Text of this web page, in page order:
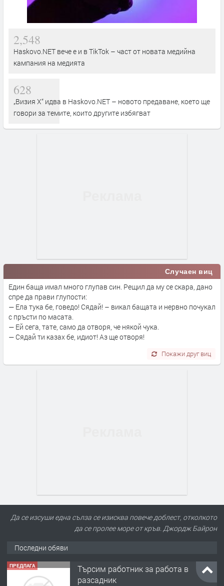
2,548
Haskovo.NET вече е и в TikTok – част от новата медийна
кампания на медията
628
„Визия Х“ идва в Haskovo.NET – новото предаване, което ще
говори за темите, които другите избягват
Случаен виц
Един баща имал много глупав син. Рещил да му се скара, дано
спре да прави глупости:
— Ела тука бе, говедо! Сядай! – викал бащата и нервно почукал
с пръсти по масата.
— Ей сега, тате, само да отворя, че някой чука.
— Сядай ти казах бе, идиот! Аз ще отворя!
Покажи друг виц
Да се изсуши една сълза се изисква повече доблест, отколкото
да се пролее море от кръв. Джордж Байрон
Последни обяви
ПРЕДЛАГА
Търсим работник за работа в
разсадник